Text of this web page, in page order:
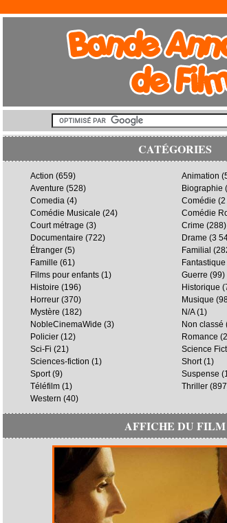
CATÉGORIES
Action (659) Animation
Aventure (528) Biographie
Comedia (4) Comédie
Comédie Musicale (24) Comédie
Court métrage (3) Crime (288)
Documentaire (722) Drame (3
Étranger (5) Familial
Famille (61) Fantastique
Films pour enfants (1) Guerre (99)
Histoire (196) Historique
Horreur (370) Musique
Mystère (182) N/A(1)
NobleCinemaWide (3) Non classé
Policier (12) Romance
Sci-Fi (21) Science
Sciences-fiction (1) Short(1)
Sport(9) Suspense
Téléfilm (1) Thriller
Western (40)
AFFICHE DU FILM